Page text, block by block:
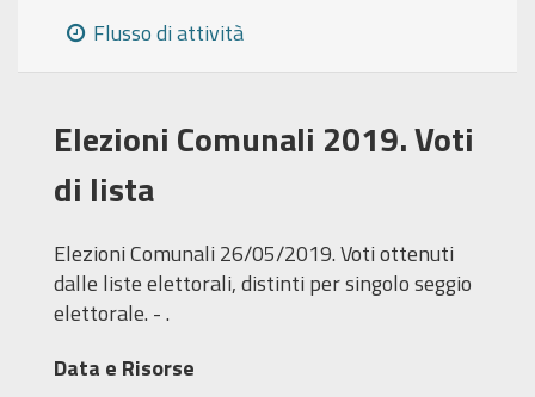
Flusso di attività
Elezioni Comunali 2019. Voti
di lista
Elezioni Comunali 26/05/2019. Voti ottenuti
dalle liste elettorali, distinti per singolo seggio
elettorale. - .
Data e Risorse